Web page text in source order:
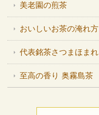
美老園の煎茶
おいしいお茶の淹れ方
代表銘茶さつまほまれ
至高の香り 奥霧島茶